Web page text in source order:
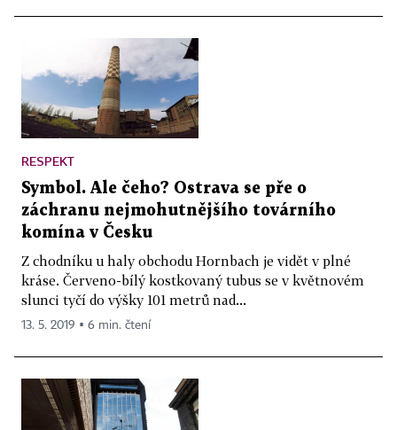
RESPEKT
Symbol. Ale čeho? Ostrava se pře o
záchranu nejmohutnějšího továrního
komína v Česku
Z chodníku u haly obchodu Hornbach je vidět v plné
kráse. Červeno-bílý kostkovaný tubus se v květnovém
slunci tyčí do výšky 101 metrů nad...
13. 5. 2019 ▪ 6 min. čtení